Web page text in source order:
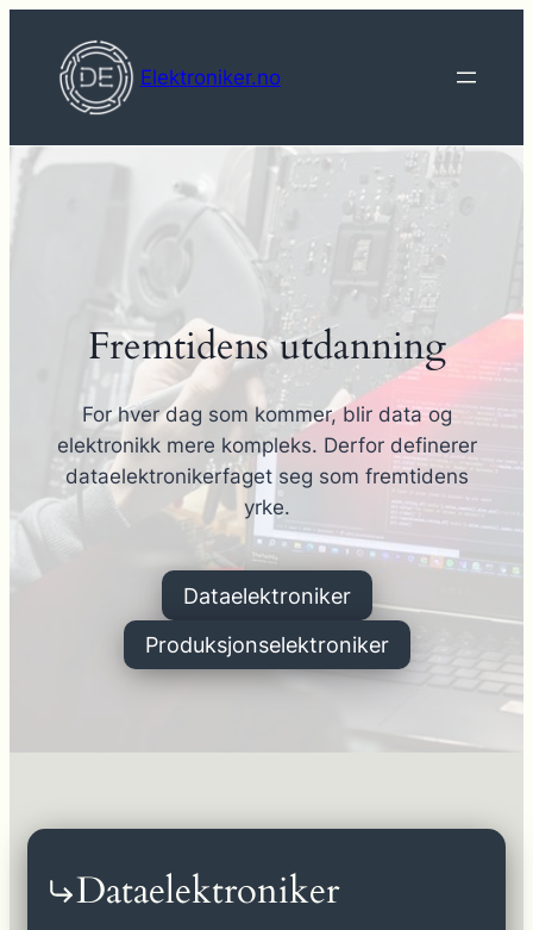
innhold
Elektroniker.no
Fremtidens utdanning
For hver dag som kommer, blir data og
elektronikk mere kompleks. Derfor definerer
dataelektronikerfaget seg som fremtidens
yrke.
Dataelektroniker
Produksjonselektroniker
Dataelektroniker